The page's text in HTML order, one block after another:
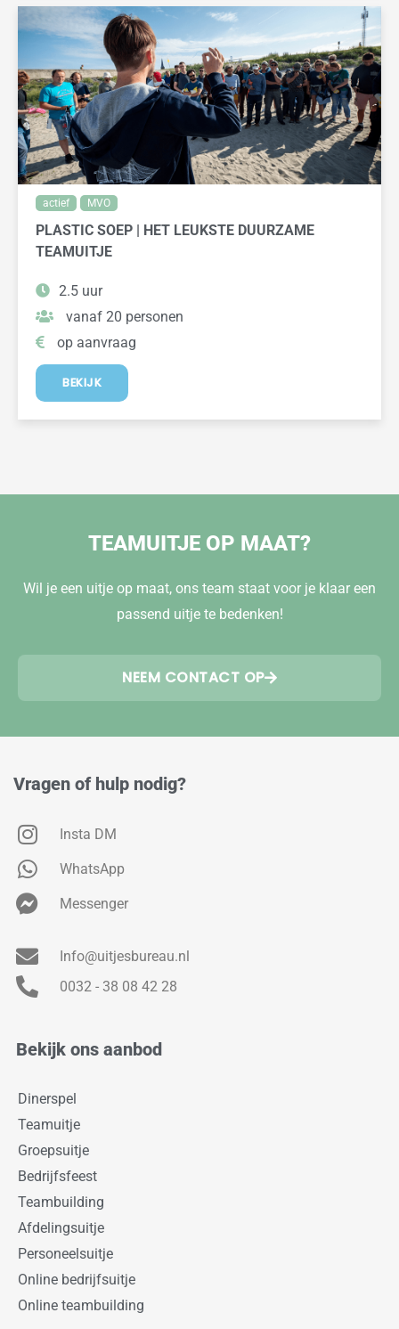
actief MVO
PLASTIC SOEP | HET LEUKSTE DUURZAME
TEAMUITJE
2.5 uur
vanaf 20 personen
op aanvraag
BEKIJK
TEAMUITJE OP MAAT?
Wil je een uitje op maat, ons team staat voor je klaar een
passend uitje te bedenken!
NEEM CONTACT OP
Vragen of hulp nodig?
Insta DM
WhatsApp
Messenger
Info@uitjesbureau.nl
0032 - 38 08 42 28
Bekijk ons aanbod
Dinerspel
Teamuitje
Groepsuitje
Bedrijfsfeest
Teambuilding
Afdelingsuitje
Personeelsuitje
Online bedrijfsuitje
Online teambuilding